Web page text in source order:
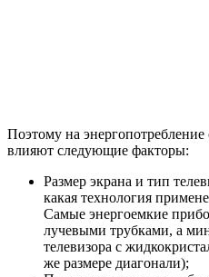
Поэтому на
влияют следующие факторы:
Размер экрана и тип
какая технология
Самые энергоемкие
лучевыми трубками, а
телевизора с
же размере диагонали);